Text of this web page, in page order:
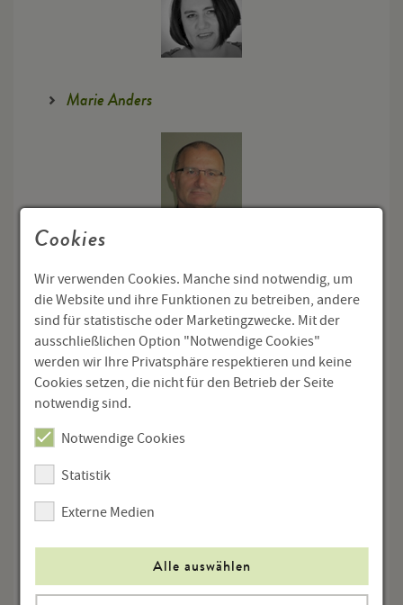
Marie Anders
Corinna Antelmann
Joschi Anzinger
Cookies
Wir verwenden Cookies. Manche sind notwendig, um
die Website und ihre Funktionen zu betreiben, andere
sind für statistische oder Marketingzwecke. Mit der
ausschließlichen Option "Notwendige Cookies"
werden wir Ihre Privatsphäre respektieren und keine
Cookies setzen, die nicht für den Betrieb der Seite
notwendig sind.
Notwendige Cookies
Statistik
Externe Medien
Alle auswählen